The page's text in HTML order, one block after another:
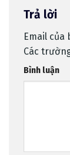
Trả lời
Email
Các
Bình luận